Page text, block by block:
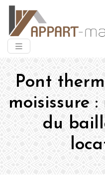
Pont
moisissure
du